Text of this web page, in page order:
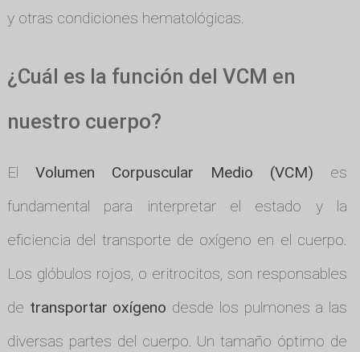
y otras condiciones hematológicas.
¿Cuál es la función del VCM en
nuestro cuerpo?
El Volumen Corpuscular Medio (VCM) es
fundamental para interpretar el estado y la
eficiencia del transporte de oxígeno en el cuerpo.
Los glóbulos rojos, o eritrocitos, son responsables
de transportar oxígeno desde los pulmones a las
diversas partes del cuerpo. Un tamaño óptimo de